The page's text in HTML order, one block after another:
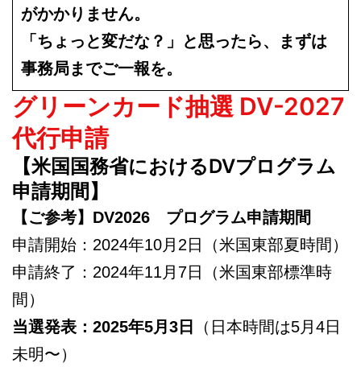
がかかりません。
「ちょっと変だな？」と思ったら、まずは
事務局までご一報を。
グリーンカード抽選 DV-2027
代行申請
【米国国務省におけるDVプログラム
申請期間】
【ご参考】 DV2026 プログラム申請期間
申請開始：2024年10月2日（米国東部夏時間）
申請終了：2024年11月7日（米国東部標準時
間）
当選発表：2025年5月3日
（日本時間は5月4日
未明〜）